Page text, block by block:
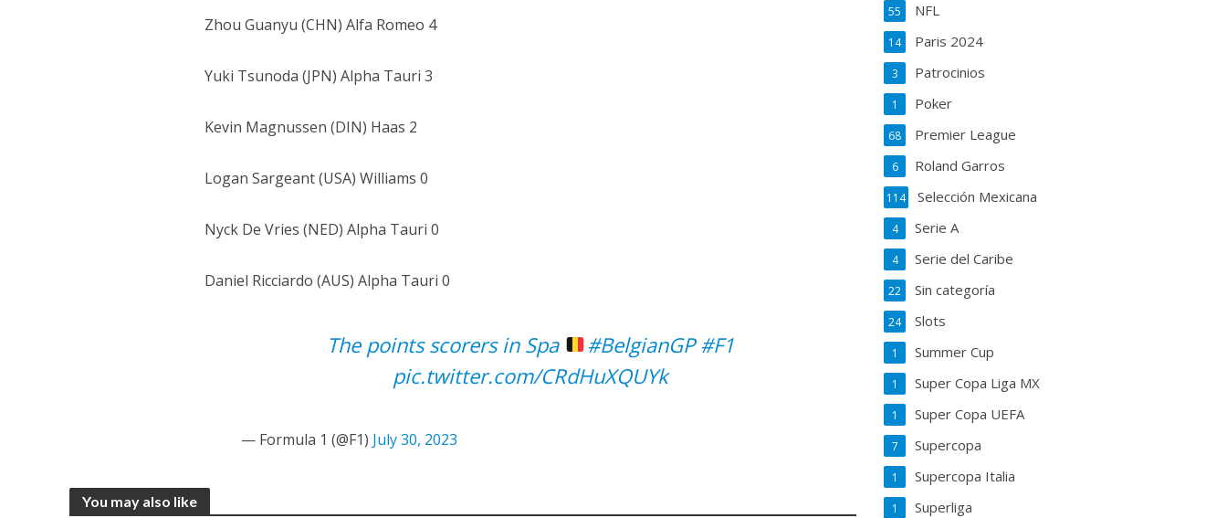
Zhou Guanyu (CHN) Alfa Romeo 4
Yuki Tsunoda (JPN) Alpha Tauri 3
Kevin Magnussen (DIN) Haas 2
Logan Sargeant (USA) Williams 0
Nyck De Vries (NED) Alpha Tauri 0
Daniel Ricciardo (AUS) Alpha Tauri 0
The points scorers in Spa #BelgianGP #F1
pic.twitter.com/CRdHuXQUYk
— Formula 1 (@F1) July 30, 2023
You may also like
NFL
55
Paris 2024
14
Patrocinios
3
Poker
1
Premier League
68
Roland Garros
6
Selección Mexicana
114
Serie A
4
Serie del Caribe
4
Sin categoría
22
Slots
24
Summer Cup
1
Super Copa Liga MX
1
Super Copa UEFA
1
Supercopa
7
Supercopa Italia
1
Superliga
1